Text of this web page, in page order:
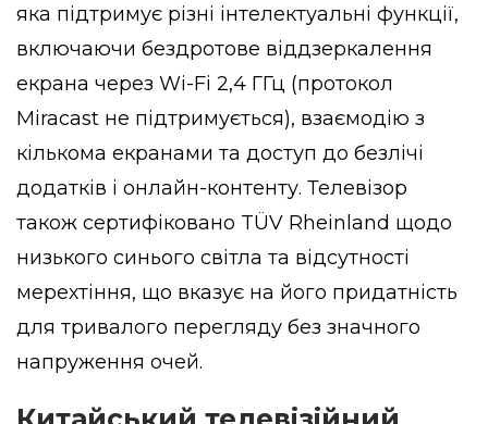
яка підтримує різні інтелектуальні функції,
включаючи бездротове віддзеркалення
екрана через Wi-Fi 2,4 ГГц (протокол
Miracast не підтримується), взаємодію з
кількома екранами та доступ до безлічі
додатків і онлайн-контенту. Телевізор
також сертифіковано TÜV Rheinland щодо
низького синього світла та відсутності
мерехтіння, що вказує на його придатність
для тривалого перегляду без значного
напруження очей.